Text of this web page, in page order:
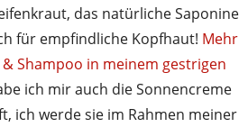
das natürliche Saponine
für empfindliche Kopfhaut! Mehr
Shampoo in meinem gestrigen
ich mir auch die Sonnencreme
ich werde sie im Rahmen meiner